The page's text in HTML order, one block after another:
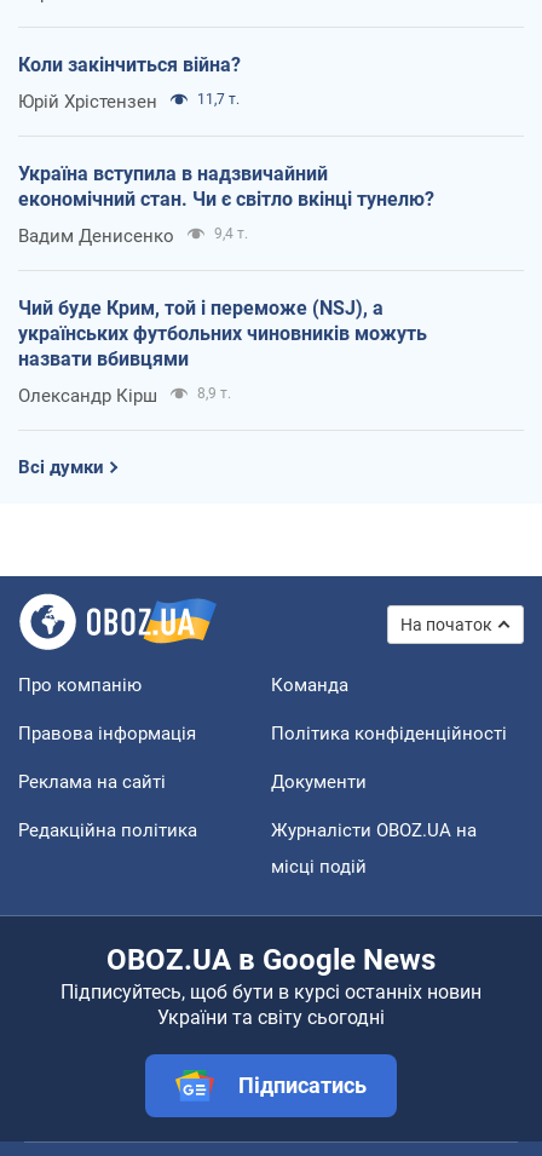
Коли закінчиться війна?
Юрій Хрістензен 11,7 т.
Україна вступила в надзвичайний
економічний стан. Чи є світло вкінці тунелю?
Вадим Денисенко 9,4 т.
Чий буде Крим, той і переможе (NSJ), а
українських футбольних чиновників можуть
назвати вбивцями
Олександр Кірш 8,9 т.
Всі думки
На початок
Про компанію Команда
Правова інформація Політика конфіденційності
Реклама на сайті Документи
Редакційна політика
Журналісти OBOZ.UA на
місці подій
OBOZ.UA в Google News
Підписуйтесь, щоб бути в курсі останніх новин
України та світу сьогодні
Підписатись